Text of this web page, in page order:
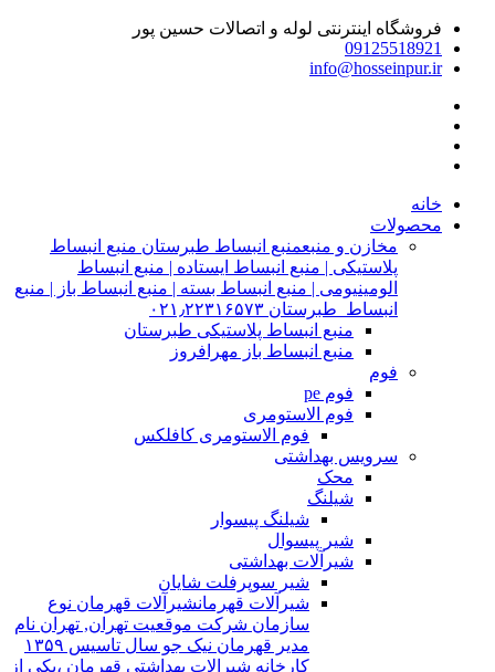
فروشگاه اینترنتی لوله و اتصالات حسین پور
09125518921
info@hosseinpur.ir
خانه
محصولات
مخازن و منبعمنبع انبساط طبرستان منبع انبساط
پلاستیکی | منبع انبساط ایستاده | منبع انبساط
الومینیومی | منبع انبساط بسته | منبع انبساط باز | منبع
انبساط طبرستان ۰۲۱٫۲۲۳۱۶۵۷۳
منبع انبساط پلاستیکی طبرستان
منبع انبساط باز مهرافروز
فوم
فوم pe
فوم الاستومری
فوم الاستومری کافلکس
سرویس بهداشتی
محک
شیلنگ
شیلنگ پیسوار
شیر پیسوال
شیرآلات بهداشتی
شیر سوپرفلت شایان
شیرآلات قهرمانشیرآلات قهرمان نوع
سازمان شرکت موقعیت تهران, تهران نام
مدیر قهرمان نیک جو سال تاسیس ۱۳۵۹
کارخانه شیرالات بهداشتی قهرمان ،یکی از